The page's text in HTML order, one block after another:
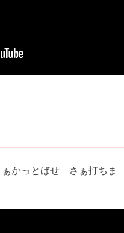
ぁかっとばせ さぁ打ちま